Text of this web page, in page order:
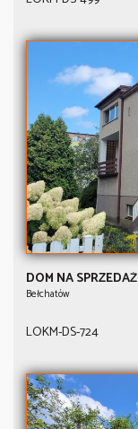
DOM NA SPRZEDAŻ
Bełchatów
LOKM-DS-724